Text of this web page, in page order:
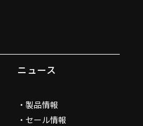
ニュース
製品情報
セール情報